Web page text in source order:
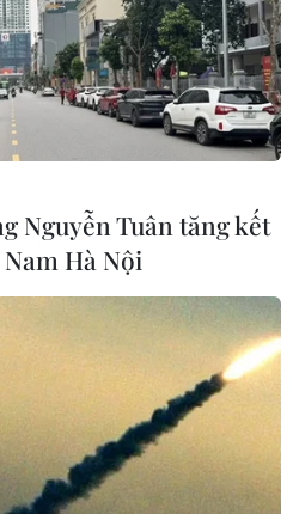
AFC đánh giá cao nỗ
Nam
Đình lần đầu tiên kể từ
châu Á đã khích lệ tinh
Việt Nam với hy vọng có
Nguyễn Tuân tăng kết
Hà Nội